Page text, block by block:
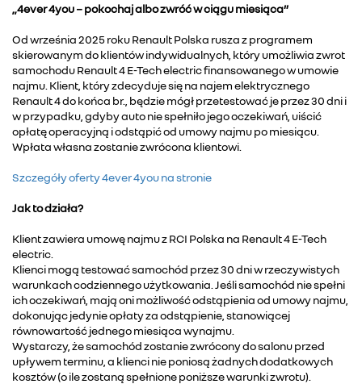
„4ever 4you − pokochaj albo zwróć w ciągu miesiąca”
Od września 2025 roku Renault Polska rusza z programem
skierowanym do klientów indywidualnych, który umożliwia zwrot
samochodu Renault 4 E-Tech electric finansowanego w umowie
najmu. Klient, który zdecyduje się na najem elektrycznego
Renault 4 do końca br., będzie mógł przetestować je przez 30 dni i
w przypadku, gdyby auto nie spełniło jego oczekiwań, uiścić
opłatę operacyjną i odstąpić od umowy najmu po miesiącu.
Wpłata własna zostanie zwrócona klientowi.
Szczegóły oferty 4ever 4you na stronie
Jak to działa?
Klient zawiera umowę najmu z RCI Polska na Renault 4 E-Tech
electric.
Klienci mogą testować samochód przez 30 dni w rzeczywistych
warunkach codziennego użytkowania. Jeśli samochód nie spełni
ich oczekiwań, mają oni możliwość odstąpienia od umowy najmu,
dokonując jedynie opłaty za odstąpienie, stanowiącej
równowartość jednego miesiąca wynajmu.
Wystarczy, że samochód zostanie zwrócony do salonu przed
upływem terminu, a klienci nie poniosą żadnych dodatkowych
kosztów (o ile zostaną spełnione poniższe warunki zwrotu).